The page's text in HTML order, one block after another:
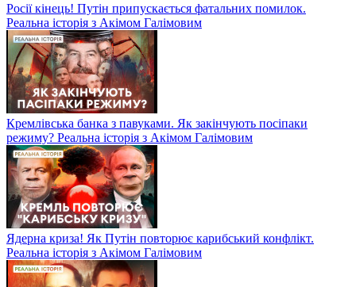
Росії кінець! Путін припускається фатальних помилок.
Реальна історія з Акімом Галімовим
Кремлівська банка з павуками. Як закінчують посіпаки
режиму? Реальна історія з Акімом Галімовим
Ядерна криза! Як Путін повторює карибський конфлікт.
Реальна історія з Акімом Галімовим